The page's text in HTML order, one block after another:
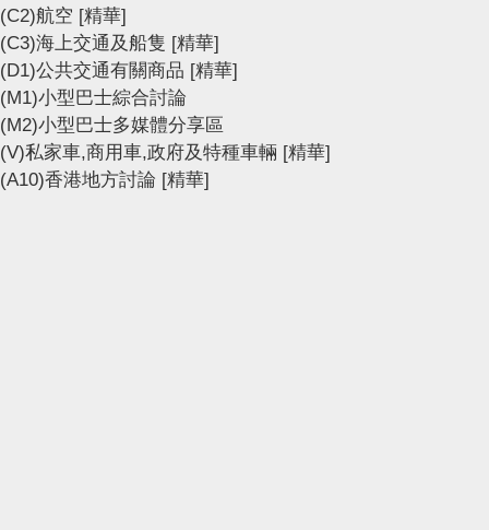
(C2)航空 [精華]
(C3)海上交通及船隻 [精華]
(D1)公共交通有關商品 [精華]
(M1)小型巴士綜合討論
(M2)小型巴士多媒體分享區
(V)私家車,商用車,政府及特種車輛 [精華]
(A10)香港地方討論 [精華]